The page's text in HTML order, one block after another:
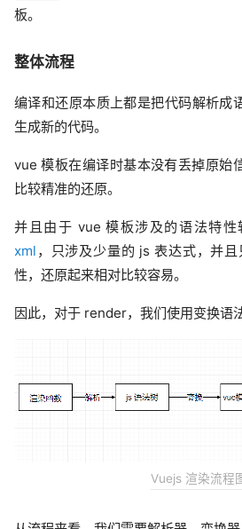
板。
整体流程
编译和还原本质上都是把代码解析成
生成新的代码。
vue 模板在编译时基本没有丢掉原始
比较精准的还原。
并且由于 vue 模板涉及的语法特
xml ，只涉及少量的 js 表达式，并
性，还原起来相对比较容易。
因此，对于 render，我们使用变换语
Vuejs 渲染流程